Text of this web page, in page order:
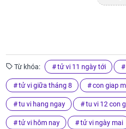
Từ khóa: tử vi 11 ngày tới
tử vi giữa tháng 8 con giap
tu vi hang ngay tu vi 12 con
tử vi hôm nay tử vi ngày mai